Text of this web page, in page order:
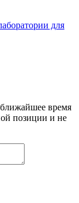
для
время
позиции и не